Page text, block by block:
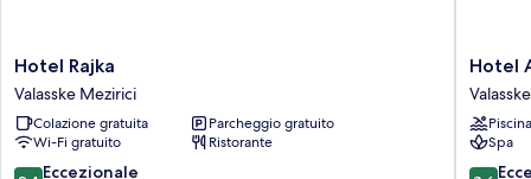
Hotel
Rajka
Valasske
Mezirici
Hotel Rajka
Valasske Mezirici
Colazione gratuita
Parcheggio gratuito
Wi-Fi gratuito
Ristorante
9.4 Eccezionale
Hotel
Abácie
&
Valasske
Mezirici
Hotel
Piscina
Spa
8.6